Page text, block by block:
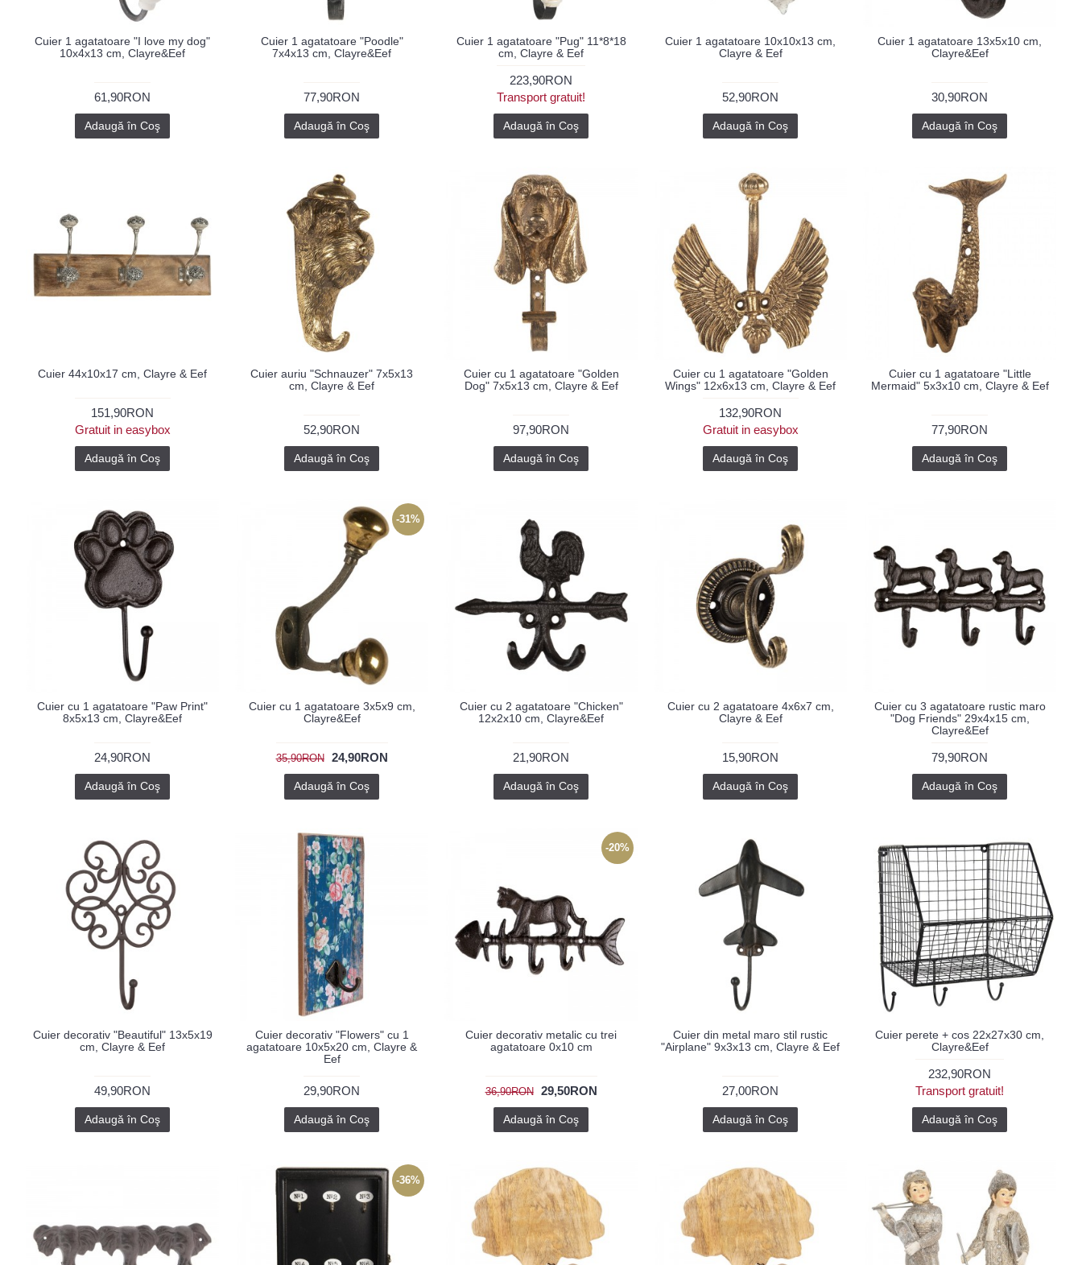
Cuier 1 agatatoare "I love my dog"
10x4x13 cm, Clayre&Eef
61,90RON
Adaugă în Coş
Cuier 1 agatatoare "Poodle"
7x4x13 cm, Clayre&Eef
77,90RON
Adaugă în Coş
Cuier 1 agatatoare "Pug" 11*8*18
cm, Clayre & Eef
223,90RON
Transport gratuit!
Adaugă în Coş
Cuier 1 agatatoare 10x10x13 cm,
Clayre & Eef
52,90RON
Adaugă în Coş
Cuier 1 agatatoare 13x5x10 cm,
Clayre&Eef
30,90RON
Adaugă în Coş
Cuier 44x10x17 cm, Clayre & Eef
151,90RON
Gratuit in easybox
Adaugă în Coş
Cuier auriu "Schnauzer" 7x5x13
cm, Clayre & Eef
52,90RON
Adaugă în Coş
Cuier cu 1 agatatoare "Golden
Dog" 7x5x13 cm, Clayre & Eef
97,90RON
Adaugă în Coş
Cuier cu 1 agatatoare "Golden
Wings" 12x6x13 cm, Clayre & Eef
132,90RON
Gratuit in easybox
Adaugă în Coş
Cuier cu 1 agatatoare "Little
Mermaid" 5x3x10 cm, Clayre & Eef
77,90RON
Adaugă în Coş
Cuier cu 1 agatatoare "Paw Print"
8x5x13 cm, Clayre&Eef
24,90RON
Adaugă în Coş
-31%
Cuier cu 1 agatatoare 3x5x9 cm,
Clayre&Eef
35,90RON 24,90RON
Adaugă în Coş
Cuier cu 2 agatatoare "Chicken"
12x2x10 cm, Clayre&Eef
21,90RON
Adaugă în Coş
Cuier cu 2 agatatoare 4x6x7 cm,
Clayre & Eef
15,90RON
Adaugă în Coş
Cuier cu 3 agatatoare rustic maro
"Dog Friends" 29x4x15 cm,
Clayre&Eef
79,90RON
Adaugă în Coş
Cuier decorativ "Beautiful" 13x5x19
cm, Clayre & Eef
49,90RON
Adaugă în Coş
Cuier decorativ "Flowers" cu 1
agatatoare 10x5x20 cm, Clayre &
Eef
29,90RON
Adaugă în Coş
-20%
Cuier decorativ metalic cu trei
agatatoare 0x10 cm
36,90RON 29,50RON
Adaugă în Coş
Cuier din metal maro stil rustic
"Airplane" 9x3x13 cm, Clayre & Eef
27,00RON
Adaugă în Coş
Cuier perete + cos 22x27x30 cm,
Clayre&Eef
232,90RON
Transport gratuit!
Adaugă în Coş
-36%